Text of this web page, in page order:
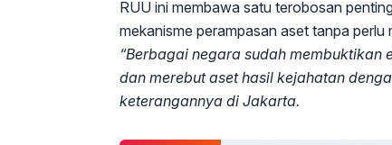
RUU ini membawa satu terobosan
mekanisme perampasan aset tanpa
“Berbagai negara sudah membuktikan
dan merebut aset hasil kejahatan
keterangannya di Jakarta.